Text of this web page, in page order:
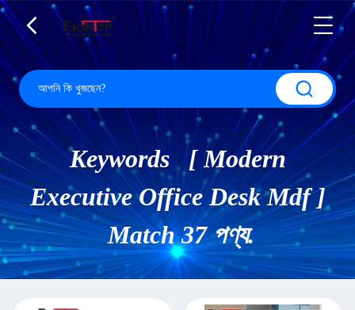
Keywords [ Modern
Executive Office Desk Mdf ]
Match 37 পণ্য.